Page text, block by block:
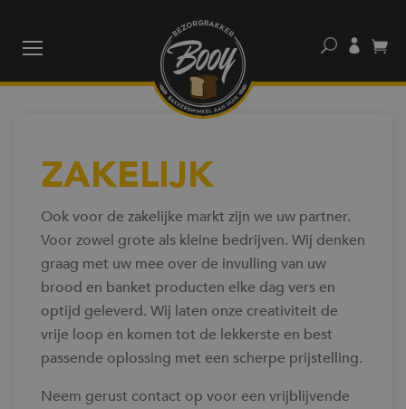
Werkwijze
Samenwerking
Zakelijk
Contact
ZAKELIJK
Ook voor de zakelijke markt zijn we uw partner.
Voor zowel grote als kleine bedrijven. Wij denken
graag met uw mee over de invulling van uw
brood en banket producten elke dag vers en
optijd geleverd. Wij laten onze creativiteit de
vrije loop en komen tot de lekkerste en best
passende oplossing met een scherpe prijstelling.
Neem gerust contact op voor een vrijblijvende